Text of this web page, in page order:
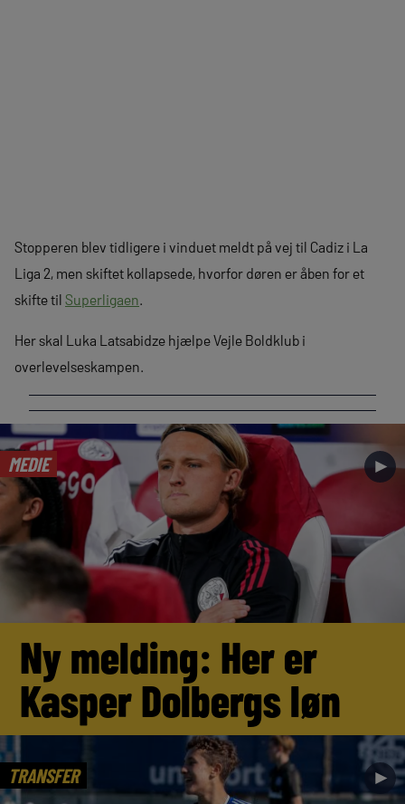
Stopperen blev tidligere i vinduet meldt på vej til Cadiz i La
Liga 2, men skiftet kollapsede, hvorfor døren er åben for et
skifte til Superligaen.
Her skal Luka Latsabidze hjælpe Vejle Boldklub i
overlevelseskampen.
MEDIE ►
Ny melding: Her er
Kasper Dolbergs løn
TRANSFER ►